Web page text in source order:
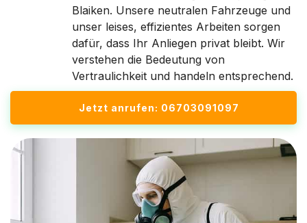
Blaiken. Unsere neutralen Fahrzeuge und
unser leises, effizientes Arbeiten sorgen
dafür, dass Ihr Anliegen privat bleibt. Wir
verstehen die Bedeutung von
Vertraulichkeit und handeln entsprechend.
Jetzt anrufen: 06703091097